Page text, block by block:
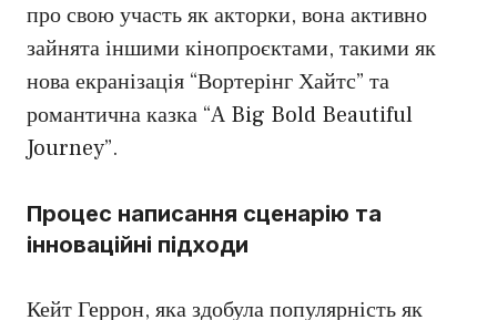
про свою участь як акторки, вона активно
зайнята іншими кінопроєктами, такими як
нова екранізація “Вортерінг Хайтс” та
романтична казка “A Big Bold Beautiful
Journey”.
Процес написання сценарію та
інноваційні підходи
Кейт Геррон, яка здобула популярність як